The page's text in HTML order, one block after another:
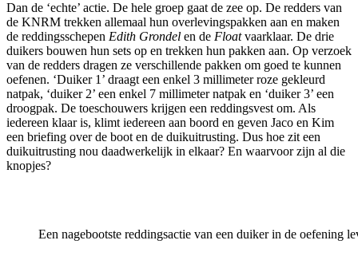
Dan de ‘echte’ actie. De hele groep gaat de zee op. De redders van
de KNRM trekken allemaal hun overlevingspakken aan en maken
de reddingsschepen Edith Grondel en de Floatvaarklaar. De drie
duikers bouwen hun sets op en trekken hun pakken aan. Op verzoek
van de redders dragen ze verschillende pakken om goed te kunnen
oefenen. ‘Duiker 1’ draagt een enkel 3 millimeter roze gekleurd
natpak, ‘duiker 2’ een enkel 7 millimeter natpak en ‘duiker 3’ een
droogpak. De toeschouwers krijgen een reddingsvest om. Als
iedereen klaar is, klimt iedereen aan boord en geven Jaco en Kim
een briefing over de boot en de duikuitrusting. Dus hoe zit een
duikuitrusting nou daadwerkelijk in elkaar? En waarvoor zijn al die
knopjes?
Een nagebootste reddingsactie van een duiker in de oefening